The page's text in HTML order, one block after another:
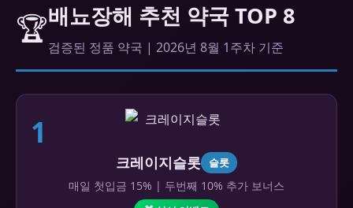
🏆배뇨장해 추천 약국 TOP 8
검증된 정품 약국 | 2026년 8월 1주차 기준
1
크레이지슬롯 슬롯
매일 첫입금 15% | 두번째 10% 추가 보너스